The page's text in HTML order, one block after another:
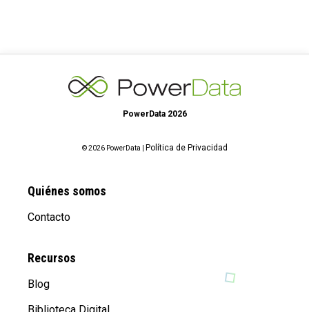
PowerData 2026
© 2026 PowerData | Política de Privacidad
Quiénes somos
Contacto
Recursos
Blog